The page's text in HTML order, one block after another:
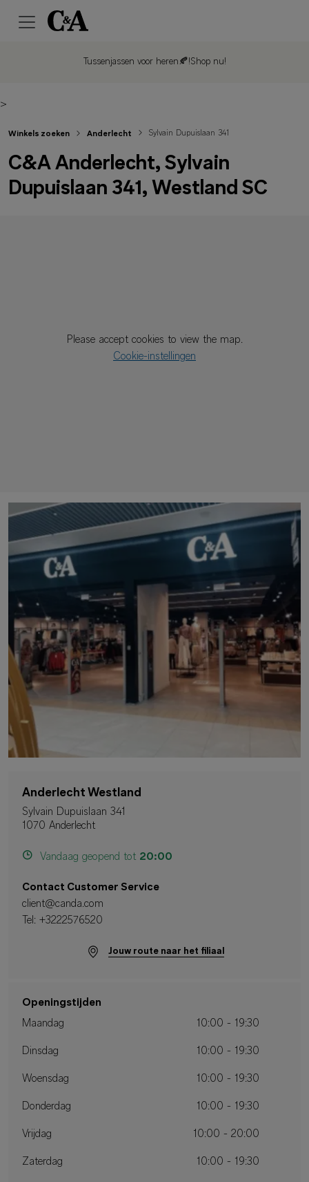
Tussenjassen voor heren🍂!Shop nu!
>
Please accept cookies to view the map.
Cookie-instellingen
Winkels zoeken Anderlecht Sylvain Dupuislaan 341
C&A Anderlecht, Sylvain
Dupuislaan 341, Westland SC
Anderlecht Westland
Sylvain Dupuislaan 341
1070 Anderlecht
Vandaag geopend tot 20:00
Contact Customer Service
client@canda.com
Tel: +3222576520
Jouw route naar het filiaal
Openingstijden
Maandag
10:00 - 19:30
Dinsdag 10:00 - 19:30
Woensdag 10:00 - 19:30
Donderdag 10:00 - 19:30
Vrijdag 10:00 - 20:00
Zaterdag 10:00 - 19:30